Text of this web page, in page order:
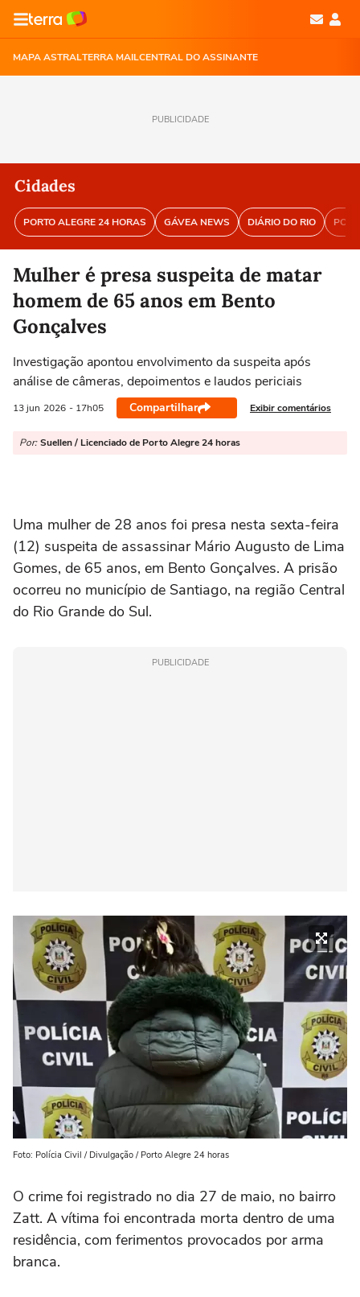
MAPA ASTRALTERRA MAILCENTRAL DO ASSINANTE
PUBLICIDADE
Cidades
PORTO ALEGRE 24 HORAS GÁVEA NEWS DIÁRIO DO RIO
Mulher é presa suspeita de matar
homem de 65 anos em Bento
Gonçalves
Investigação apontou envolvimento da suspeita após
análise de câmeras, depoimentos e laudos periciais
13 jun 2026 - 17h05 Compartilhar Exibir comentários
Por: Suellen / Licenciado de Porto Alegre 24 horas
Uma mulher de 28 anos foi presa nesta sexta-feira
(12) suspeita de assassinar Mário Augusto de Lima
Gomes, de 65 anos, em Bento Gonçalves. A prisão
ocorreu no município de Santiago, na região Central
do Rio Grande do Sul.
PUBLICIDADE
Foto: Polícia Civil / Divulgação / Porto Alegre 24 horas
O crime foi registrado no dia 27 de maio, no bairro
Zatt. A vítima foi encontrada morta dentro de uma
residência, com ferimentos provocados por arma
branca.